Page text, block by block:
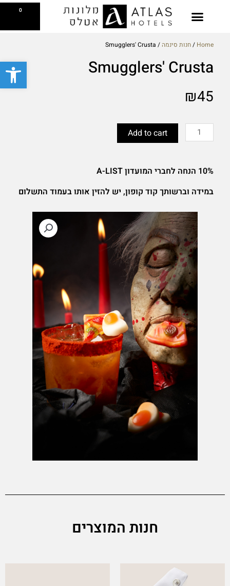
פתח
0
Home
/חנות סינמה / Smugglers' Crusta
Smugglers' Crusta
₪45
Crusta
quantity
Add to cart
10% הנחה לחברי המועדון A-LIST
במידה וברשותך קוד קופון, יש להזין אותו בעמוד התשלום
חנות המוצרים